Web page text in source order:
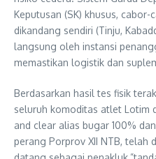
Keputusan (SK) khusus,
dikandang sendiri (Tinju,
langsung oleh instansi
memastikan logistik dan
Berdasarkan hasil tes fisik
seluruh komoditas atlet Lotim
and clear alias bugar 100%
perang Porprov XII NTB, telah